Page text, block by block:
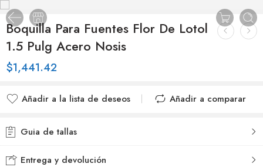
Boquilla Para Fuentes Flor De Lotol
1.5 Pulg Acero Nosis
$1,441.42
Añadir a la lista de deseos
Añadir a comparar
Guia de tallas
Entrega y devolución